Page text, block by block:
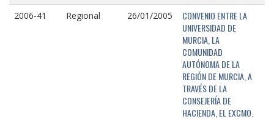
2006-41 Regional 26/01/2005
CONVENIO ENTRE LA
UNIVERSIDAD DE
MURCIA, LA
COMUNIDAD
AUTÓNOMA DE LA
REGIÓN DE MURCIA, A
TRAVÉS DE LA
CONSEJERÍA DE
HACIENDA, EL EXCMO.